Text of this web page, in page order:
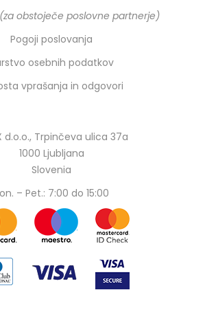
(za obstoječe poslovne partnerje)
Pogoji poslovanja
osebnih podatkov
vprašanja in odgovori
d.o.o., Trpinčeva ulica 37a
1000 Ljubljana
Slovenia
– Pet.: 7:00 do 15:00